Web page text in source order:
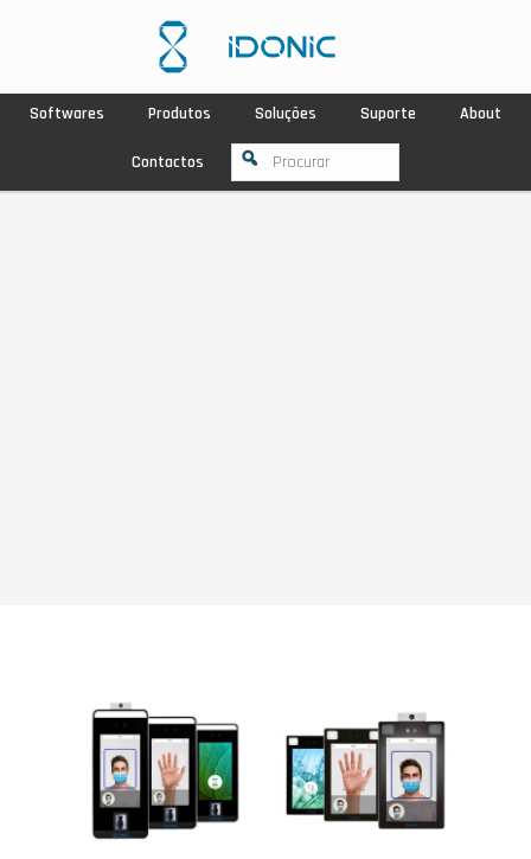
Softwares Produtos Soluções Suporte About
Contactos